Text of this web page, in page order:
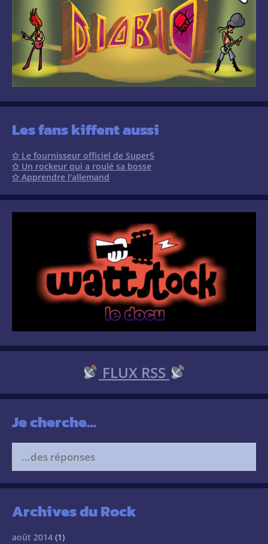
Les fans kiffent aussi
✩ Le fournisseur officiel de Super5
✩ Un rockeur qui a roulé sa bosse
✩ Apprendre l'allemand
FLUX RSS
Je cherche…
Search
for:
Archives du Rock
août 2014 (1)